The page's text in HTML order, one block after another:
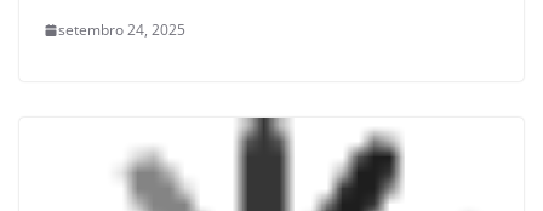
setembro 24, 2025